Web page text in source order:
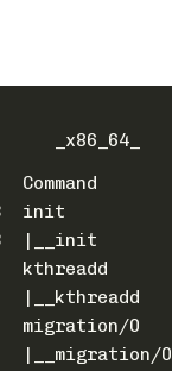
init
|__init
0
0